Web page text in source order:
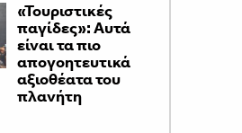
«Τουριστικές
παγίδες»: Αυτά
είναι τα πιο
απογοητευτικά
αξιοθέατα του
πλανήτη